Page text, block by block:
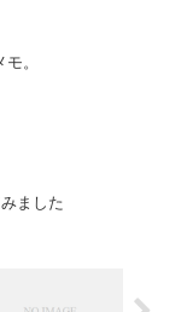
。
ました